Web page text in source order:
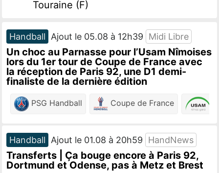
Touraine (F)
Handball Ajout le 05.08 à 12h39 Midi Libre
Un choc au Parnasse pour l’Usam Nîmoises
lors du 1er tour de Coupe de France avec
la réception de Paris 92, une D1 demi-
finaliste de la dernière édition
PSG Handball Coupe de France
Handball Ajout le 01.08 à 20h59 HandNews
Transferts | Ça bouge encore à Paris 92,
Dortmund et Odense, pas à Metz et Brest